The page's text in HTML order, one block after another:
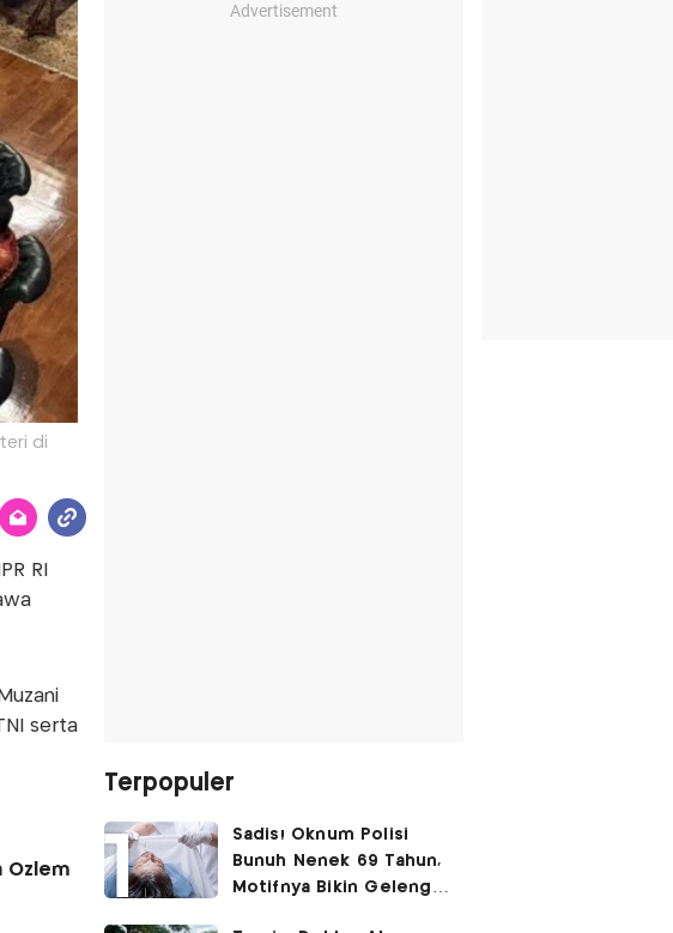
di
RI
serta
Ozlem
Advertisement
Terpopuler
Sadis! Oknum Polisi
Bunuh Nenek 69 Tahun,
Motifnya Bikin Geleng